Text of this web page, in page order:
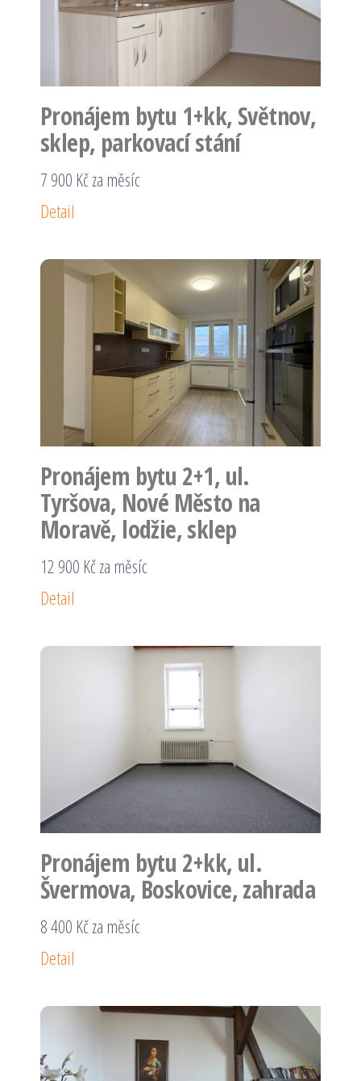
Pronájem bytu 1+kk, Světnov,
sklep, parkovací stání
7 900 Kč za měsíc
Detail
Pronájem bytu 2+1, ul.
Tyršova, Nové Město na
Moravě, lodžie, sklep
12 900 Kč za měsíc
Detail
Pronájem bytu 2+kk, ul.
Švermova, Boskovice, zahrada
8 400 Kč za měsíc
Detail